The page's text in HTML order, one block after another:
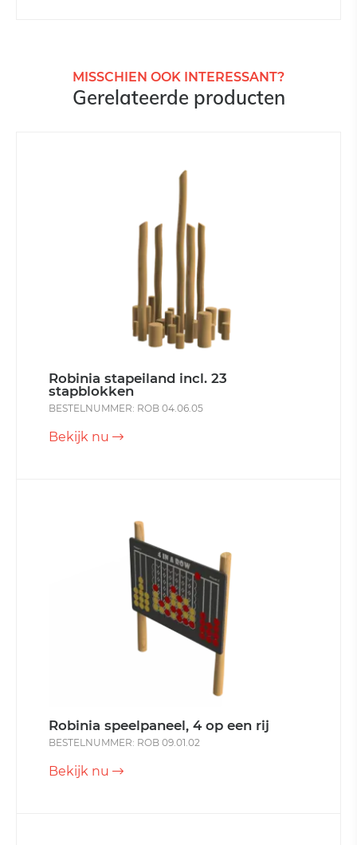
MISSCHIEN OOK INTERESSANT?
Gerelateerde producten
Robinia stapeiland incl. 23
stapblokken
BESTELNUMMER: ROB 04.06.05
Bekijk nu
Robinia speelpaneel, 4 op een rij
BESTELNUMMER: ROB 09.01.02
Bekijk nu